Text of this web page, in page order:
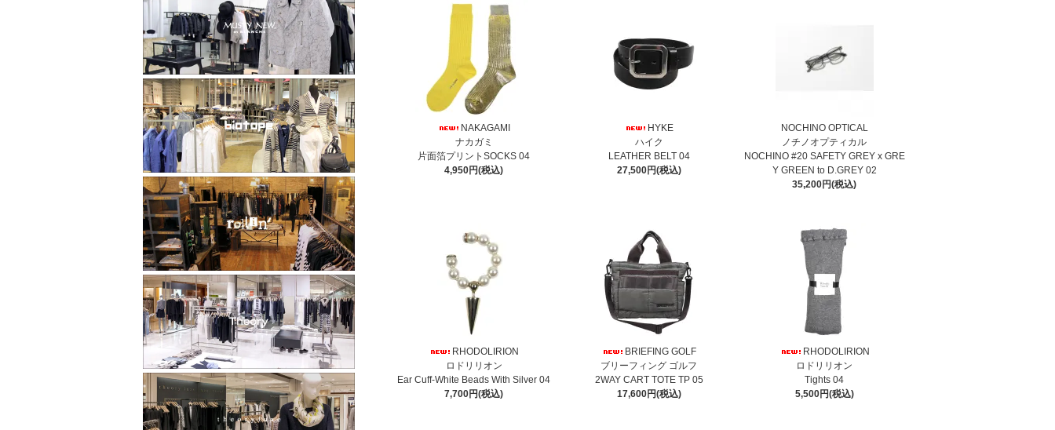
NAKAGAMI
ナカガミ
片面箔プリントSOCKS 04
4,950円(税込)
HYKE
ハイク
LEATHER BELT 04
27,500円(税込)
NOCHINO OPTICAL
ノチノオプティカル
NOCHINO #20 SAFETY GREY x GRE
Y GREEN to D.GREY 02
35,200円(税込)
RHODOLIRION
ロドリリオン
Ear Cuff-White Beads With Silver 04
7,700円(税込)
BRIEFING GOLF
ブリーフィング ゴルフ
2WAY CART TOTE TP 05
17,600円(税込)
RHODOLIRION
ロドリリオン
Tights 04
5,500円(税込)